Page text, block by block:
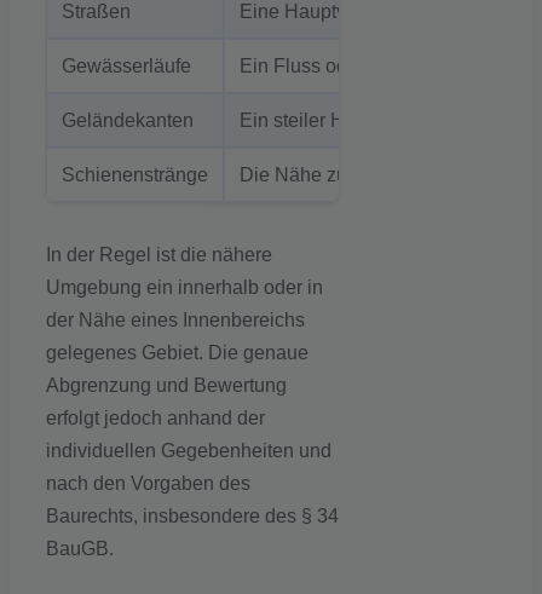
Straßen Eine Hauptverkehrsstraße in der
Gewässerläufe Ein Fluss oder Bach in der
Geländekanten Ein steiler Hang oder eine
Schienenstränge Die Nähe zu einer Bahnstrecke
In der Regel ist die nähere
Umgebung ein innerhalb oder in
der Nähe eines Innenbereichs
gelegenes Gebiet. Die genaue
Abgrenzung und Bewertung
erfolgt jedoch anhand der
individuellen Gegebenheiten und
nach den Vorgaben des
Baurechts, insbesondere des § 34
BauGB.